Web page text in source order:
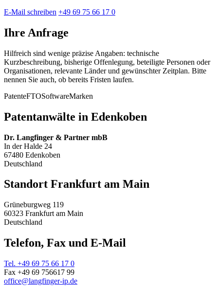
E-Mail schreiben +49 69 75 66 17 0
Ihre Anfrage
Hilfreich sind wenige präzise Angaben: technische
Kurzbeschreibung, bisherige Offenlegung, beteiligte Personen oder
Organisationen, relevante Länder und gewünschter Zeitplan. Bitte
nennen Sie auch, ob bereits Fristen laufen.
PatenteFTOSoftwareMarken
Patentanwälte in Edenkoben
Dr. Langfinger & Partner mbB
In der Halde 24
67480 Edenkoben
Deutschland
Standort Frankfurt am Main
Grüneburgweg 119
60323 Frankfurt am Main
Deutschland
Telefon, Fax und E-Mail
Tel. +49 69 75 66 17 0
Fax +49 69 756617 99
office@langfinger-ip.de